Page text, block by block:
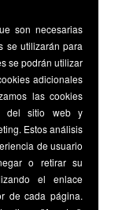
son necesarias
se utilizarán para
se podrán utilizar
adicionales
las cookies
del sitio web y
Estos análisis
de usuario
o retirar su
el enlace
de cada página.